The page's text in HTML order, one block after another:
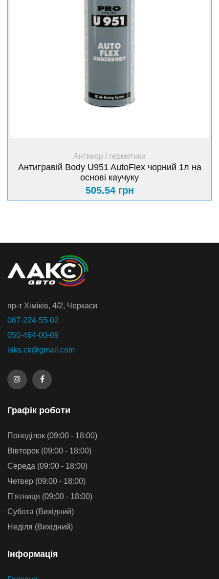
+ Купити
Антикор / герметики
Антигравій Body U951 AutoFlex чорний 1л на
основі каучуку
505.54 грн
пр-т Хiмiкiв, 4/2, Черкаси
067-224-55-02
050-464-00-09
laks.ck@gmail.com
Графiк роботи
Понеділок (09:00 - 18:00)
Вівторок (09:00 - 18:00)
Середа (09:00 - 18:00)
Четвер (09:00 - 18:00)
П'ятниця (09:00 - 18:00)
Субота (Вихідний)
Неділя (Вихідний)
Iнформацiя